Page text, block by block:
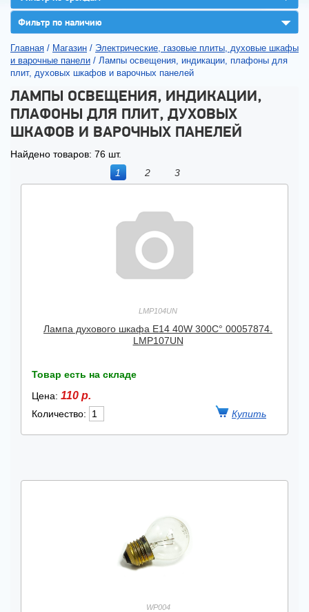
Фильтр по наличию ▼
Главная / Магазин / Электрические, газовые плиты, духовые шкафы
и варочные панели / Лампы освещения, индикации, плафоны для
плит, духовых шкафов и варочных панелей
ЛАМПЫ ОСВЕЩЕНИЯ, ИНДИКАЦИИ,
ПЛАФОНЫ ДЛЯ ПЛИТ, ДУХОВЫХ
ШКАФОВ И ВАРОЧНЫХ ПАНЕЛЕЙ
Найдено товаров: 76 шт.
1
2 3
LMP104UN
Лампа духового шкафа E14 40W 300C° 00057874.
LMP107UN
Товар есть на складе
Цена: 110 р.
Количество:
WP004